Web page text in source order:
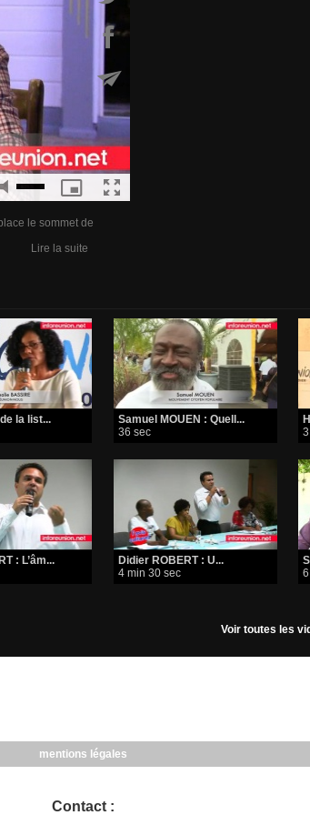
le sommet de
Lire la suite
la list...
Samuel MOUEN : Quell...
36 sec
: L’âm...
Didier ROBERT : U...
4 min 30 sec
Voir toutes les
mentions légales
Contact :